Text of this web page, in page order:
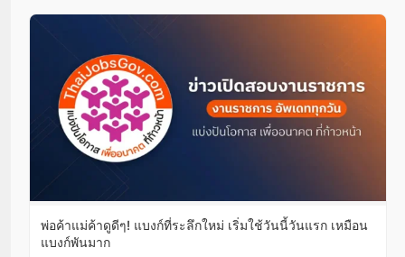
พ่อค้าแม่ค้าดูดีๆ! แบงก์ที่ระลึกใหม่ เริ่มใช้วันนี้วันแรก เหมือน
แบงก์พันมาก